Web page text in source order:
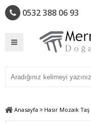
0532 388 06 93
Anasayfa Hasır Mozaik Taş